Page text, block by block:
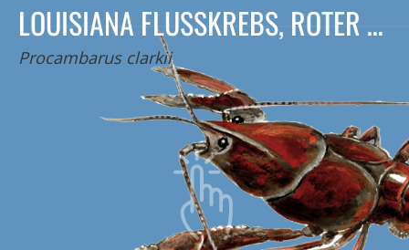
LOUISIANA FLUSSKREBS, ROTER SUMPFKREBS
Procambarus clarkii